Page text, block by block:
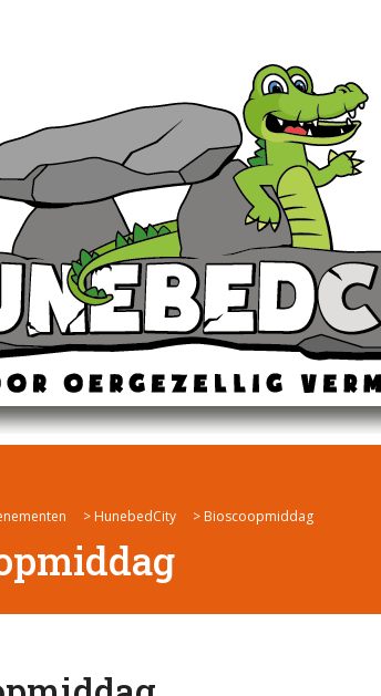
> HunebedCity > Bioscoopmiddag